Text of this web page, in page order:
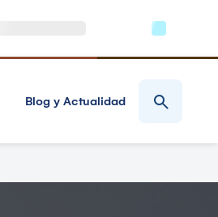
Blog y Actualidad